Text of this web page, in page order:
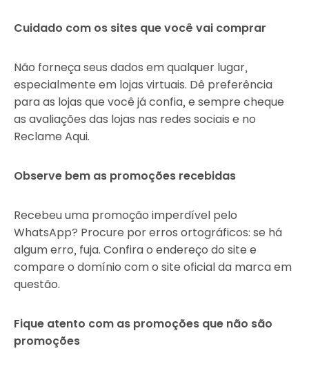
Cuidado com os sites que você vai comprar
Não forneça seus dados em qualquer lugar,
especialmente em lojas virtuais. Dê preferência
para as lojas que você já confia, e sempre cheque
as avaliações das lojas nas redes sociais e no
Reclame Aqui.
Observe bem as promoções recebidas
Recebeu uma promoção imperdível pelo
WhatsApp? Procure por erros ortográficos: se há
algum erro, fuja. Confira o endereço do site e
compare o domínio com o site oficial da marca em
questão.
Fique atento com as promoções que não são
promoções